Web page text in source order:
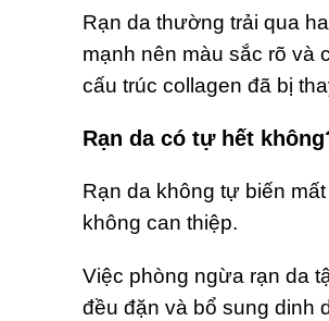
Rạn da thường trải qua
mạnh nên màu sắc rõ và
cấu trúc collagen đã bị
Rạn da có tự hết
Rạn da không tự biến
không can thiệp.
Việc phòng ngừa rạn da
đều đặn và bổ sung dinh